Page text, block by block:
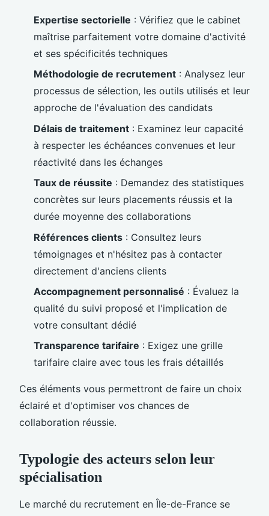
Expertise sectorielle : Vérifiez que le cabinet
maîtrise parfaitement votre domaine d'activité
et ses spécificités techniques
Méthodologie de recrutement : Analysez leur
processus de sélection, les outils utilisés et leur
approche de l'évaluation des candidats
Délais de traitement : Examinez leur capacité
à respecter les échéances convenues et leur
réactivité dans les échanges
Taux de réussite : Demandez des statistiques
concrètes sur leurs placements réussis et la
durée moyenne des collaborations
Références clients : Consultez leurs
témoignages et n'hésitez pas à contacter
directement d'anciens clients
Accompagnement personnalisé : Évaluez la
qualité du suivi proposé et l'implication de
votre consultant dédié
Transparence tarifaire : Exigez une grille
tarifaire claire avec tous les frais détaillés
Ces éléments vous permettront de faire un choix
éclairé et d'optimiser vos chances de
collaboration réussie.
Typologie des acteurs selon leur
spécialisation
Le marché du recrutement en Île-de-France se